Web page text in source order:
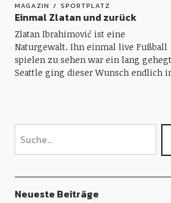
MAGAZIN SPORTPLATZ
Einmal Zlatan und zurück
Zlatan Ibrahimović ist eine
Naturgewalt. Ihn einmal live Fußball
spielen zu sehen war ein lang
Seattle ging dieser Wunsch endlich
Neueste Beiträge